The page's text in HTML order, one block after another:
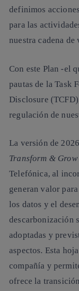
definimos
para las
nuestra cadena
Con este Plan -el
pautas de la Task
Disclosure
regulación de
La versión de
Transform & Grow
Telefónica, al
generan valor
los datos y el
descarbonización
adoptadas y
aspectos. Esta
compañía y
ofrece la